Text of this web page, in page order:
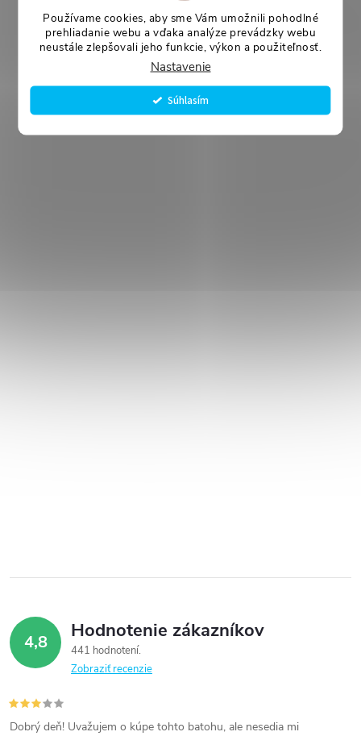
Používame cookies, aby sme Vám umožnili pohodlné
prehliadanie webu a vďaka analýze prevádzky webu
neustále zlepšovali jeho funkcie, výkon a použiteľnosť.
Nastavenie
Súhlasím
4,8 Hodnotenie zákazníkov
441 hodnotení
Zobraziť recenzie
Dobrý deň! Uvažujem o kúpe tohto batohu, ale nesedia mi